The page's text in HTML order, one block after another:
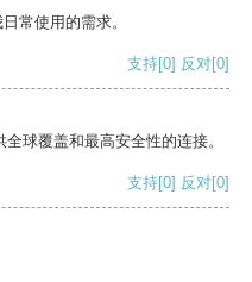
常使用的需求。
支持[0] 反对[0]
球覆盖和最高安全性的连接。
支持[0] 反对[0]